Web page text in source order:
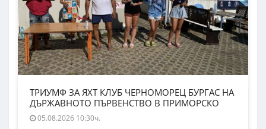
ТРИУМФ ЗА ЯХТ КЛУБ ЧЕРНОМОРЕЦ БУРГАС НА
ДЪРЖАВНОТО ПЪРВЕНСТВО В ПРИМОРСКО
05.08.2026 10:30ч.